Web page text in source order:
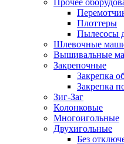
Прочее
Плоттеры
Пылесосы
Шлевочные
Вышивальные
Закрепочные
Закрепка
Закрепка
Зиг-Заг
Колонковые
Многоигольные
Двухигольные
Без